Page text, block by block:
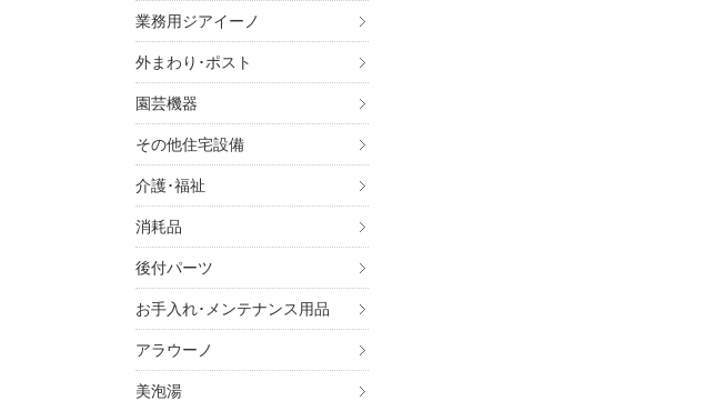
業務用ジアイーノ
外まわり･ポスト
園芸機器
その他住宅設備
介護･福祉
消耗品
後付パーツ
お手入れ･メンテナンス用品
アラウーノ
美泡湯